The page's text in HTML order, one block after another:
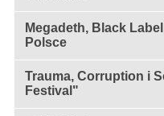
Megadeth, Black
Polsce
Trauma, Corruption i
Festival"